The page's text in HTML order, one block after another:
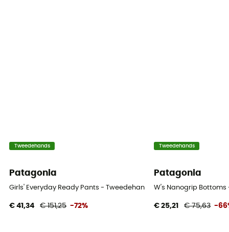
Tweedehands
Patagonia
Girls' Everyday Ready Pants - Tweedehands Skibroek - Kinderen -
€ 41,34 € 151,25 -72%
Tweedehands
Patagonia
W's Nanogrip Bottoms
€ 25,21 € 75,63 -